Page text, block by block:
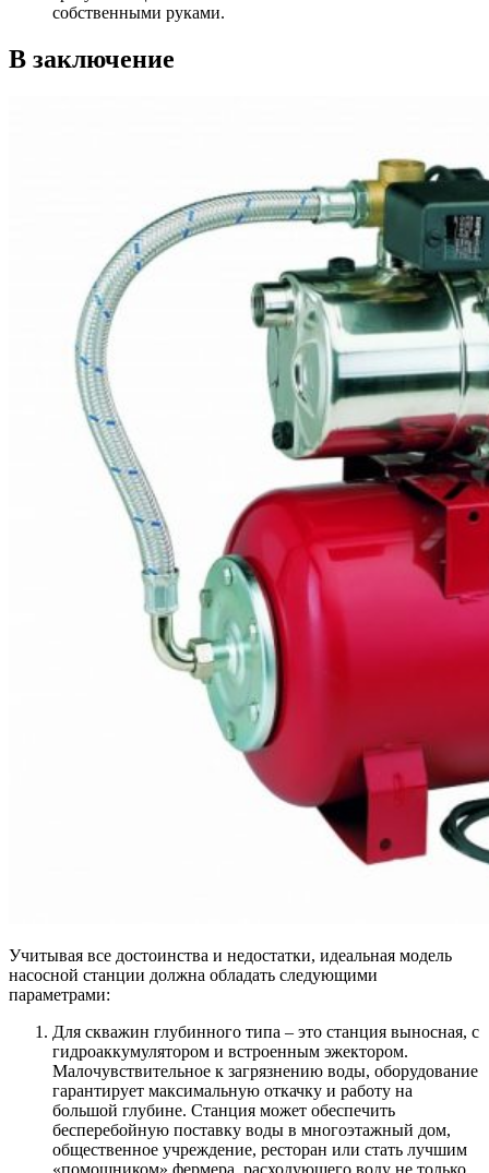
собственными руками.
В заключение
Учитывая все достоинства и недостатки, идеальная модель
насосной станции должна обладать следующими
параметрами:
Для скважин глубинного типа – это станция выносная, с
гидроаккумулятором и встроенным эжектором.
Малочувствительное к загрязнению воды, оборудование
гарантирует максимальную откачку и работу на
большой глубине. Станция может обеспечить
бесперебойную поставку воды в многоэтажный дом,
общественное учреждение, ресторан или стать лучшим
«помощником» фермера, расходующего воду не только